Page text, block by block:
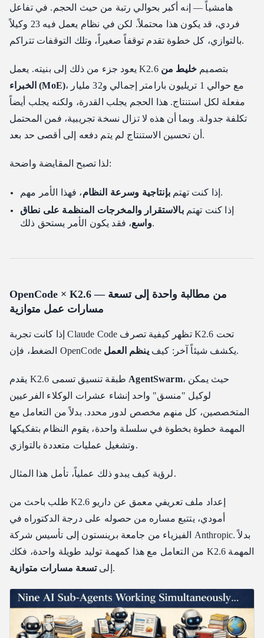
هامشياً — إنه أكبر بحوالي رتبة من حيث الحجم. في تفاعل
فردي، قد يكون هذا محتملاً. لكن في نظام يعمل فيه 23 وكيلاً
بالتوازي، كل خطوة تقدم توقفاً صغيراً، وتلك التوقفات تتراكم.
يعود جزء من ذلك إلى بنيته. يعمل K2.6 بتصميم خليط من
الخبراء (MoE)، مع حوالي 1 تريليون بارامتر إجمالي و32 مليار
مفعلة لكل استنتاج. هذا الحجم يجلب القدرة، ولكنه يجلب أيضاً
تكلفة جدولة. وبما أن هذه لا تزال نسخة تجريبية، فمن المحتمل
أن تحسين الاستنتاج لم يتم دفعه إلى أقصى حد بعد.
لذا تصبح المقايضة واضحة:
إذا كنت تهتمبإنتاجية وسرعة النظام
، فهذا الأمر مهم.
إذا كنت تهتمبالاستقرار والمخرجات المنظمة على نطاق
واسع، فقد يكون الأمر يستحق ذلك.
OpenCode × K2.6 — من مطالبة واحدة إلى تسعة
مسارات عمل متوازية
إذا كانت تجربة Claude Code تظهر كيفية تصرف K2.6 تحت
الضغط، فإن OpenCode يكشف شيئاً آخر: كيفينظم العمل .
يقدم K2.6 طبقة تنسيق تسمىAgentSwarm، حيث يمكن
لوكيل "منسق" واحد إنشاء عشرات الوكلاء الفرعيين
المتخصصين، كل منهم مخصص لدور محدد. بدلاً من التعامل مع
المهمة خطوة بخطوة في سلسلة واحدة، يقوم النظام بتفكيكها
وتشغيل عمليات متعددة بالتوازي.
لرؤية كيف يبدو ذلك عملياً، تأمل هذا المثال.
طلب باحث من K2.6 إعداد ملف تعريفي معمق عن داريو
أمودي، يتتبع مساره من حصوله على درجة الدكتوراه في
الفيزياء من جامعة برينستون إلى تأسيس شركة Anthropic. بدلاً
من التعامل مع هذا كمهمة توليد طويلة واحدة، فكك K2.6 المهمة
إلىتسعة مسارات متوازية .